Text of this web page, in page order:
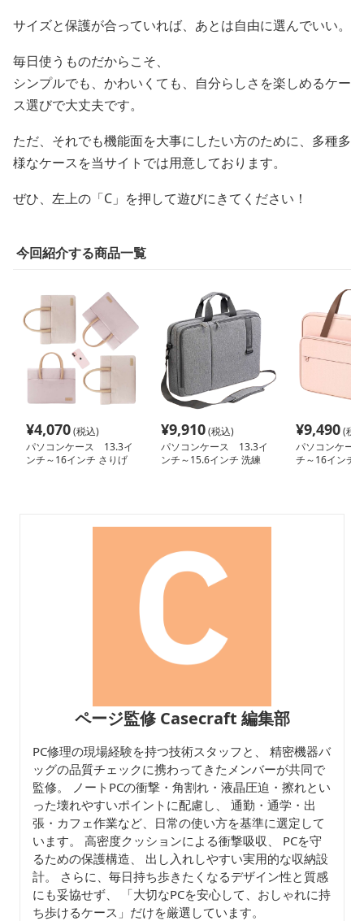
サイズと保護が合っていれば、あとは自由に選んでいい。
毎日使うものだからこそ、
シンプルでも、かわいくても、自分らしさを楽しめるケー
ス選びで大丈夫です。
ただ、それでも機能面を大事にしたい方のために、多種多
様なケースを当サイトでは用意しております。
ぜひ、左上の「C」を押して遊びにきてください！
今回紹介する商品一覧
¥4,070(税込)
パソコンケース 13.3イ
ンチ～16インチ さりげ
¥9,910(税込)
パソコンケース 13.3イ
ンチ～15.6インチ 洗練
¥9,490(税
パソコンケー
チ～16インチ
ページ監修 Casecraft 編集部
PC修理の現場経験を持つ技術スタッフと、 精密機器バ
ッグの品質チェックに携わってきたメンバーが共同で
監修。 ノートPCの衝撃・角割れ・液晶圧迫・擦れとい
った壊れやすいポイントに配慮し、 通勤・通学・出
張・カフェ作業など、日常の使い方を基準に選定して
います。 高密度クッションによる衝撃吸収、 PCを守
るための保護構造、 出し入れしやすい実用的な収納設
計。 さらに、毎日持ち歩きたくなるデザイン性と質感
にも妥協せず、 「大切なPCを安心して、おしゃれに持
ち歩けるケース」だけを厳選しています。